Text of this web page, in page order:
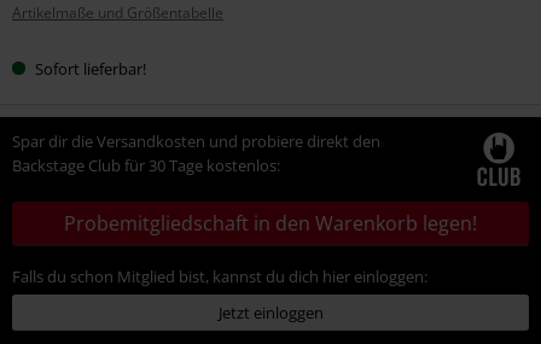
Größe
Artikelmaße und Größentabelle
Sofort lieferbar!
Spar dir die Versandkosten und probiere direkt den
Backstage Club für 30 Tage kostenlos:
Probemitgliedschaft in den Warenkorb legen!
Falls du schon Mitglied bist, kannst du dich hier einloggen:
Jetzt einloggen